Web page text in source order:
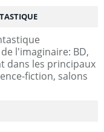
l'imaginaire: BD,
dans les principaux
fiction, salons